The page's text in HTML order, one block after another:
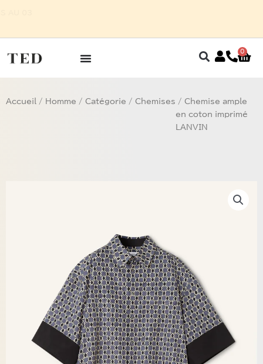
0
Accueil / Homme / Catégorie / Chemises / Chemise ample
en coton imprimé
LANVIN